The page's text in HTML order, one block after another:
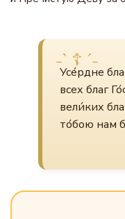
Усе́рдне
всех благ
вели́ких
то́бою нам